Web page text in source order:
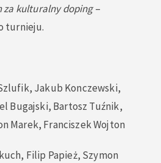
za kulturalny doping–
turnieju.
Jakub Konczewski,
Bugajski, Bartosz Tuźnik,
Marek, Franciszek Wojton
Filip Papież, Szymon